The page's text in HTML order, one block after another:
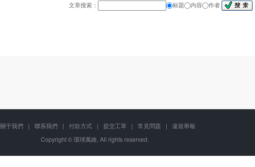
文章搜索：
标題 内容 作者
關于我們 | 聯系我們 | 付款方式 | 提交工單 | 常見問題 |
違規舉報
Copyright © 環球萬維, All rights reserved.